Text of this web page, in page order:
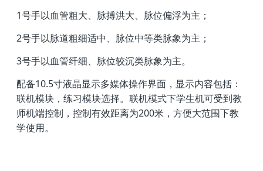
1号手以血管粗大、脉搏洪大、脉位偏浮为主；
2号手以脉道粗细适中、脉位中等类脉象为主；
3号手以血管纤细、脉位较沉类脉象为主。
配备10.5寸液晶显示多媒体操作界面，显示内容包括：
联机模块，练习模块选择。联机模式下学生机可受到教
师机端控制，控制有效距离为200米，方便大范围下教
学使用。